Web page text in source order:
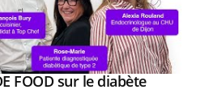
FOOD sur le diabèteYoutube
mise sur le bien